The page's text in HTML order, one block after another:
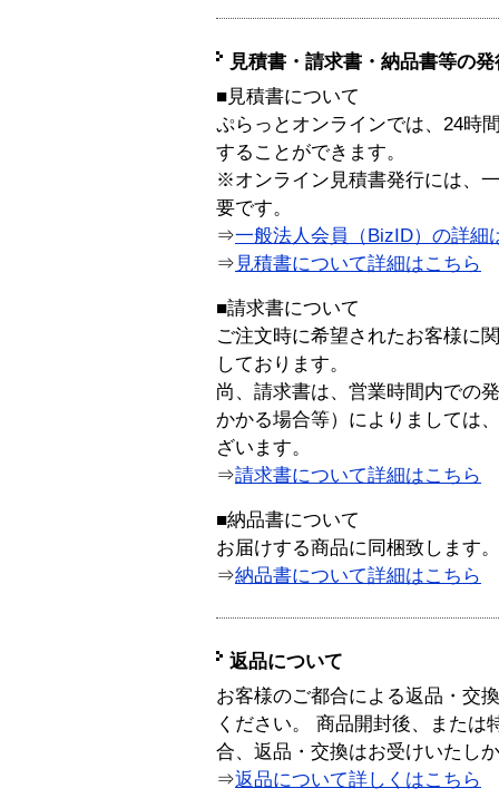
見積書・請求書・納品書等の
■見積書について
ぷらっとオンラインでは、24時
することができます。
※オンライン見積書発行には、
要です。
⇒一般法人会員（BizID）の詳細
⇒ 見積書について詳細はこちら
■請求書について
ご注文時に希望されたお客様に
しております。
尚、請求書は、営業時間内での
かかる場合等）によりましては
ざいます。
⇒請求書について詳細はこちら
■納品書について
お届けする商品に同梱致します。
⇒納品書について詳細はこちら
返品について
お客様のご都合による返品・交
ください。 商品開封後、または
合、返品・交換はお受けいたし
⇒返品について詳しくはこちら